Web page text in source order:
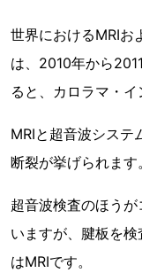
世界におけるMRIお
は、2010年から
ると、カロラマ・イ
MRIと超音波システ
断裂が挙げられます。
超音波検査のほう
いますが、腱板を
はMRIです。